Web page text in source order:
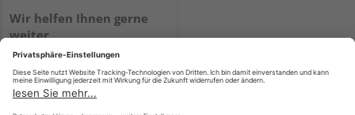
Wir helfen Ihnen gerne
weiter
Tel.:+49 5647 94660
WhatsApp